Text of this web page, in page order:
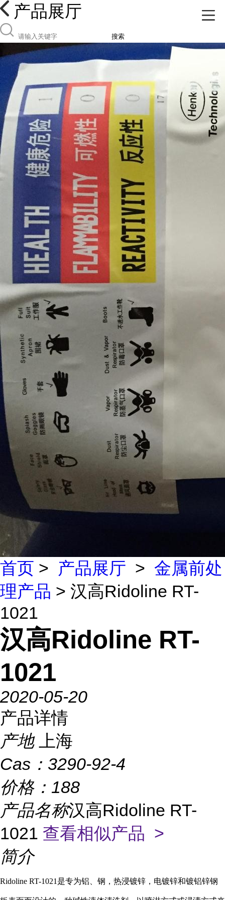
产品展厅
搜索
首页 > 产品展厅 > 金属前处
理产品 > 汉高Ridoline RT-
1021
汉高Ridoline RT-
1021
2020-05-20
产品详情
产地
上海
Cas： 3290-92-4
价格： 188
产品名称汉高Ridoline RT-
1021 查看相似产品 >
简介
Ridoline RT-1021是专为铝、钢，热浸镀锌，电镀锌和镀铝锌钢